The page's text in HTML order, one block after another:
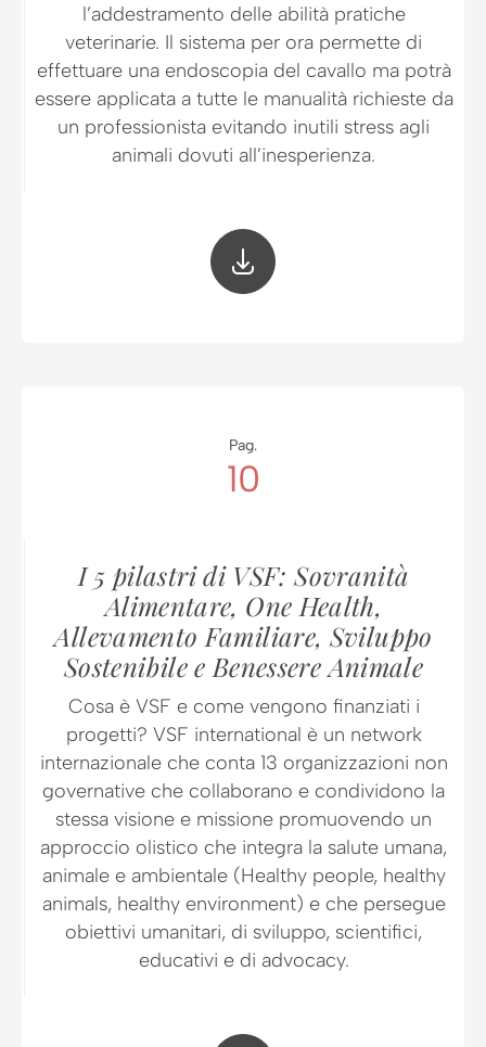
l’addestramento delle abilità pratiche
veterinarie. Il sistema per ora permette di
effettuare una endoscopia del cavallo ma potrà
essere applicata a tutte le manualità richieste da
un professionista evitando inutili stress agli
animali dovuti all’inesperienza.
Pag.
10
I 5 pilastri di VSF: Sovranità
Alimentare, One Health,
Allevamento Familiare, Sviluppo
Sostenibile e Benessere Animale
Cosa è VSF e come vengono finanziati i
progetti? VSF international è un network
internazionale che conta 13 organizzazioni non
governative che collaborano e condividono la
stessa visione e missione promuovendo un
approccio olistico che integra la salute umana,
animale e ambientale (Healthy people, healthy
animals, healthy environment) e che persegue
obiettivi umanitari, di sviluppo, scientifici,
educativi e di advocacy.